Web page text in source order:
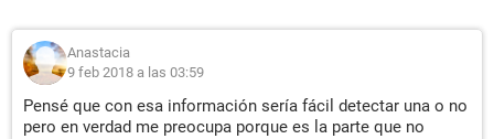
Anastacia
9 feb 2018 a las 03:59
Pensé que con esa información sería fácil detectar una o no
pero en verdad me preocupa porque es la parte que no